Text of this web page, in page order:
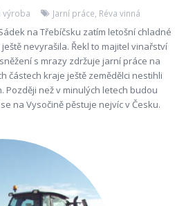
výroba Jarní práce Réva vinná
na Třebíčsku zatím letošní chladné
nevyrašila. Řekl to majitel vinařství
s mrazy zdržuje jarní práce na
částech kraje ještě zemědělci nestihli
Později než v minulých letech budou
na Vysočině pěstuje nejvíc v Česku.